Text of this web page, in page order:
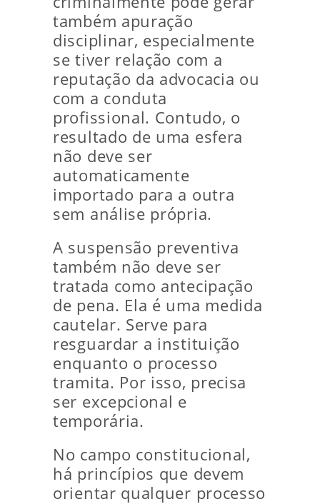
também apuração
disciplinar, especialmente
se tiver relação com a
reputação da advocacia ou
com a conduta
profissional. Contudo, o
resultado de uma esfera
não deve ser
automaticamente
importado para a outra
sem análise própria.
A suspensão preventiva
também não deve ser
tratada como antecipação
de pena. Ela é uma medida
cautelar. Serve para
resguardar a instituição
enquanto o processo
tramita. Por isso, precisa
ser excepcional e
temporária.
No campo constitucional,
há princípios que devem
orientar qualquer processo